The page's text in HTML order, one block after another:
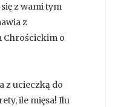
z wami tym
z
Chrościckim o
z ucieczką do
ile mięsa! Ilu